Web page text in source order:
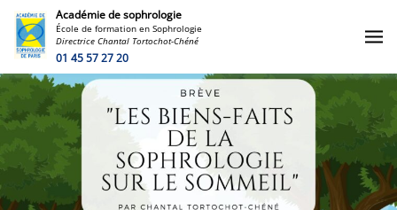
Académie de sophrologie
École de formation en Sophrologie
Directrice Chantal Tortochot-Chéné
01 45 57 27 20